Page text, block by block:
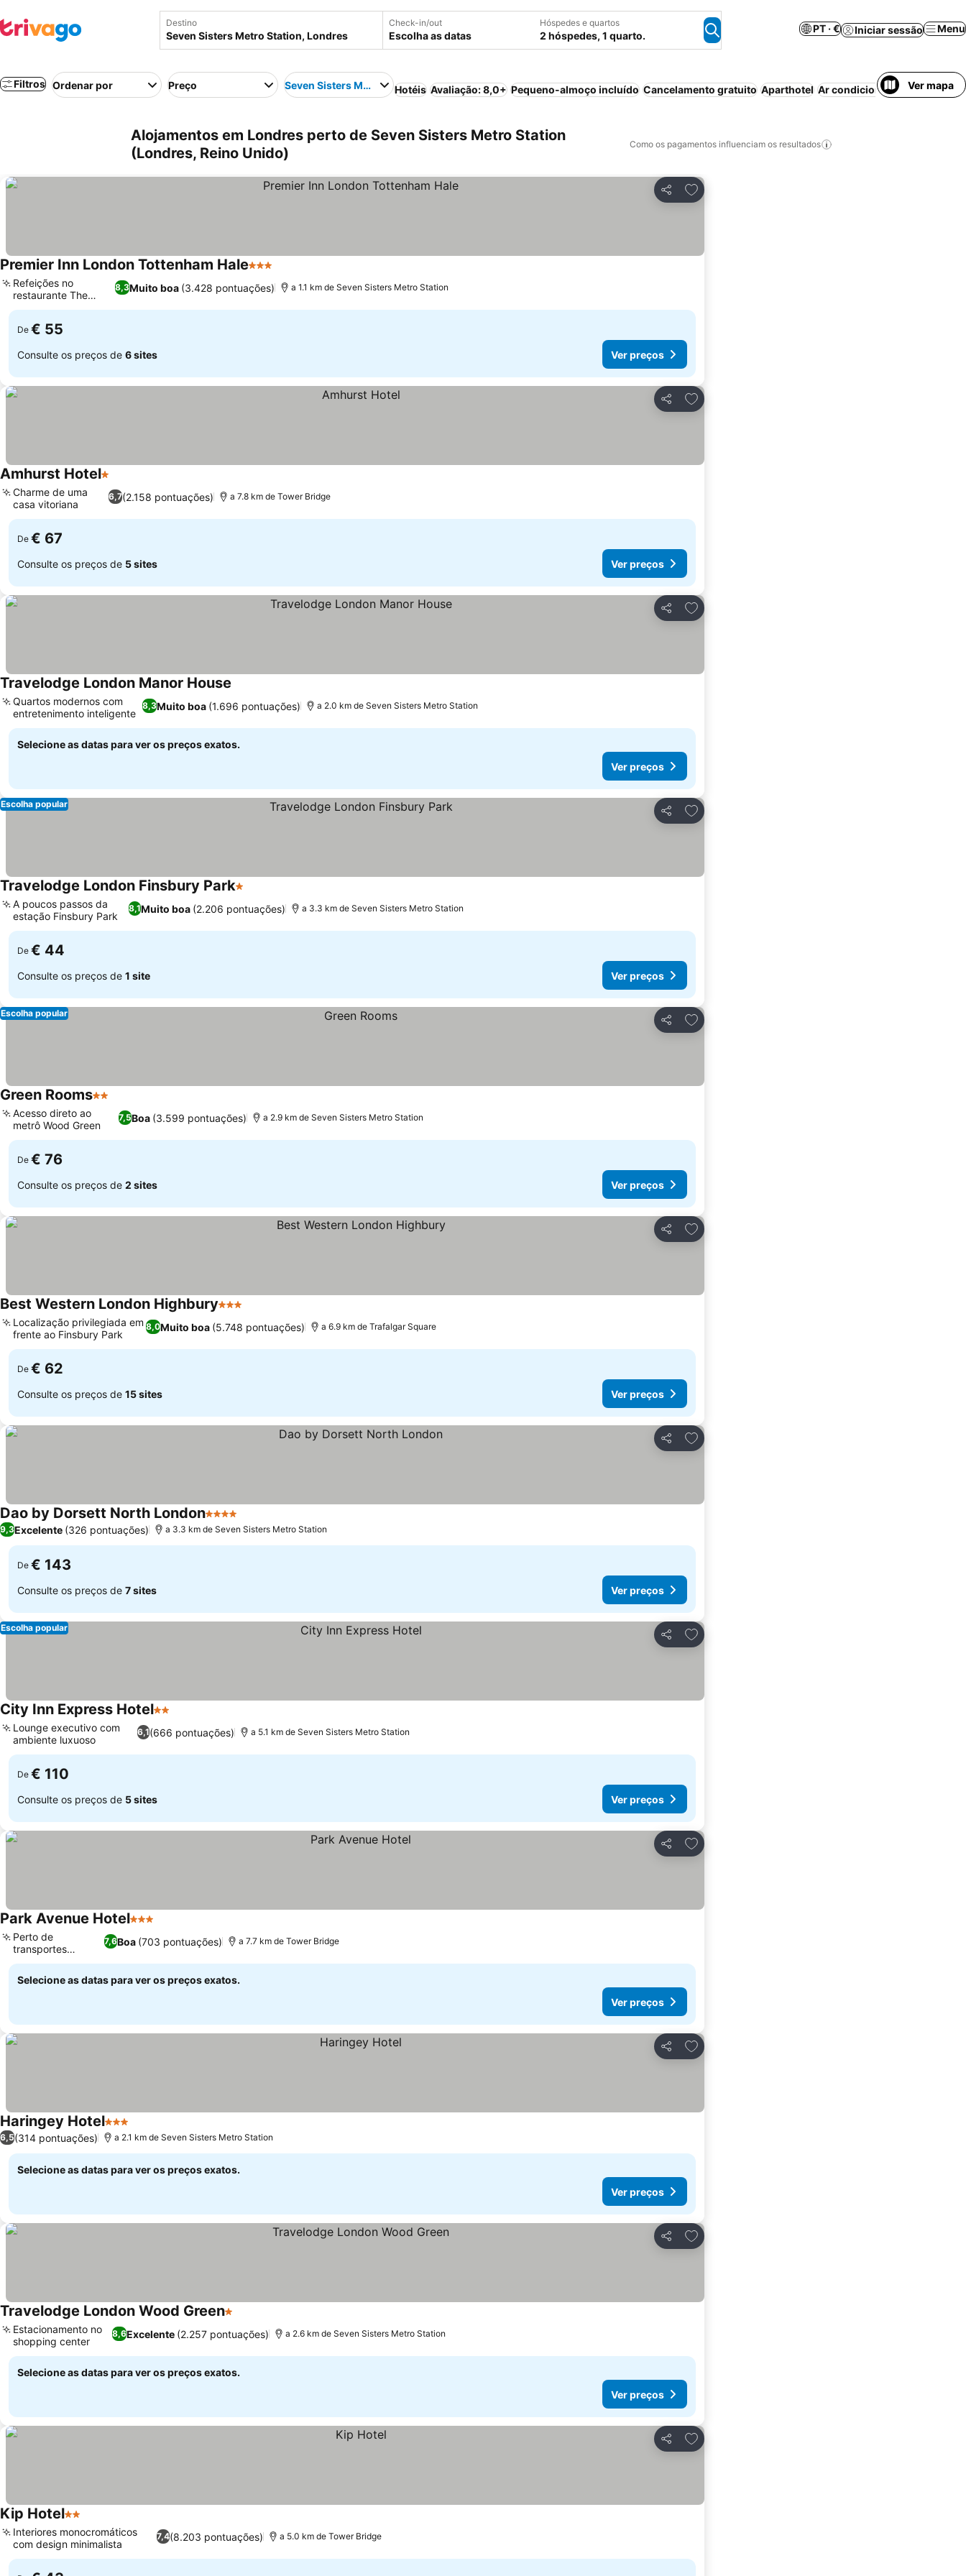
Destino Check-in/out
Escolha as datas
Hóspedes e quartos
2 hóspedes, 1 quarto.
PT · € Iniciar sessão Menu
Filtros Ordenar por Preço Seven Sisters Metro Station
Hotéis Avaliação: 8,0+ Pequeno-almoço incluído Cancelamento gratuito Aparthotel Ar condicionado Wi-fi
Ver mapa
Alojamentos em Londres perto de Seven Sisters Metro Station
(Londres, Reino Unido)
Como os pagamentos influenciam os resultados
Partilhar
Adicionar aos favoritos
Premier Inn London Tottenham Hale3 Estrelas
8,3Muito boa (3.428 pontuações)
Refeições no
restaurante The
Kitchen
a 1.1 km de Seven Sisters Metro Station
De € 55
Consulte os preços de 6 sites Ver preços
Partilhar
Adicionar aos favoritos
Amhurst Hotel1 Estrelas
6,7(2.158 pontuações)
Charme de uma
casa vitoriana
a 7.8 km de Tower Bridge
De € 67
Consulte os preços de 5 sites Ver preços
Partilhar
Adicionar aos favoritos
Travelodge London Manor House
8,3Muito boa (1.696 pontuações)
Quartos modernos com
entretenimento inteligente
a 2.0 km de Seven Sisters Metro Station
Selecione as datas para ver os preços exatos.
Ver preços
Partilhar
Adicionar aos favoritos
Escolha popular
Travelodge London Finsbury Park1 Estrelas
8,1Muito boa (2.206 pontuações)
A poucos passos da
estação Finsbury Park
a 3.3 km de Seven Sisters Metro Station
De € 44
Consulte os preços de 1 site Ver preços
Partilhar
Adicionar aos favoritos
Escolha popular
Green Rooms2 Estrelas
7,5Boa (3.599 pontuações)
Acesso direto ao
metrô Wood Green
a 2.9 km de Seven Sisters Metro Station
De € 76
Consulte os preços de 2 sites Ver preços
Partilhar
Adicionar aos favoritos
Best Western London Highbury3 Estrelas
8,0Muito boa (5.748 pontuações)
Localização privilegiada em
frente ao Finsbury Park
a 6.9 km de Trafalgar Square
De € 62
Consulte os preços de 15 sites Ver preços
Partilhar
Adicionar aos favoritos
Dao by Dorsett North London4 Estrelas
9,3Excelente (326 pontuações) a 3.3 km de Seven Sisters Metro Station
De € 143
Consulte os preços de 7 sites Ver preços
Partilhar
Adicionar aos favoritos
Escolha popular
City Inn Express Hotel2 Estrelas
6,1(666 pontuações)
Lounge executivo com
ambiente luxuoso
a 5.1 km de Seven Sisters Metro Station
De € 110
Consulte os preços de 5 sites Ver preços
Partilhar
Adicionar aos favoritos
Park Avenue Hotel3 Estrelas
7,6Boa (703 pontuações)
Perto de
transportes
públicos
a 7.7 km de Tower Bridge
Selecione as datas para ver os preços exatos.
Ver preços
Partilhar
Adicionar aos favoritos
Haringey Hotel3 Estrelas
6,5(314 pontuações) a 2.1 km de Seven Sisters Metro Station
Selecione as datas para ver os preços exatos.
Ver preços
Partilhar
Adicionar aos favoritos
Travelodge London Wood Green1 Estrelas
8,6Excelente (2.257 pontuações)
Estacionamento no
shopping center
a 2.6 km de Seven Sisters Metro Station
Selecione as datas para ver os preços exatos.
Ver preços
Partilhar
Adicionar aos favoritos
Kip Hotel2 Estrelas
7,4(8.203 pontuações)
Interiores monocromáticos
com design minimalista
a 5.0 km de Tower Bridge